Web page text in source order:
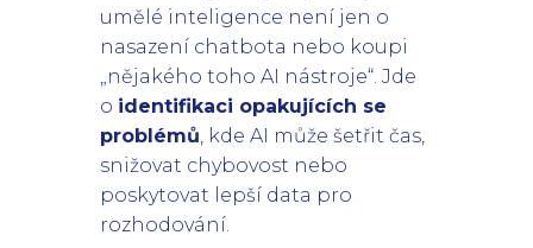
umělé inteligence není jen o
nasazení chatbota nebo koupi
„nějakého toho AI nástroje“. Jde
o identifikaci opakujících se
problémů , kde AI může šetřit čas,
snižovat chybovost nebo
poskytovat lepší data pro
rozhodování.